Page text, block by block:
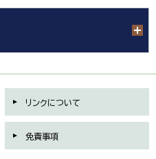
リンクについて
免責事項